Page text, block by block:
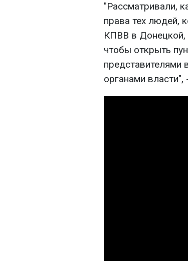
"Рассматривали,
права тех людей,
КПВВ в Донецкой,
чтобы открыть
представителями
органами